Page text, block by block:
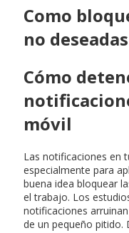
Como
no deseadas
Cómo
móvil
Las notificaciones en
especialmente para
buena idea bloquear
el trabajo. Los
notificaciones
de un pequeño